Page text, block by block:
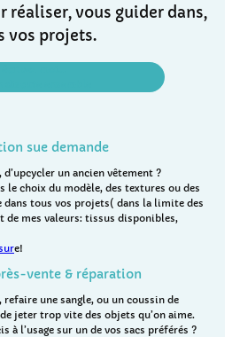
réaliser, vous guider dans,
vos projets.
sue demande
d’upcycler un ancien vêtement ?
le choix du modèle, des textures ou des
dans tous vos projets( dans la limite des
de mes valeurs: tissus disponibles,
e!
vente & réparation
refaire une sangle, ou un coussin de
jeter trop vite des objets qu’on aime.
à l’usage sur un de vos sacs préférés ?